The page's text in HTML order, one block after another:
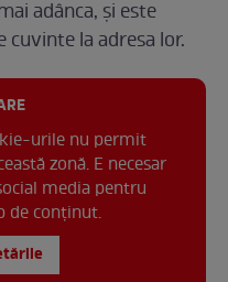
adânca, și este
cuvinte la adresa lor.
urile nu permit
zonă. E necesar
media pentru
de conținut.